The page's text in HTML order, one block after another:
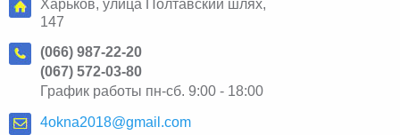
Харьков, улица Полтавский шлях,
147
(066) 987-22-20
(067) 572-03-80
График работы пн-сб. 9:00 - 18:00
4okna2018@gmail.com